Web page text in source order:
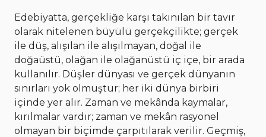
Edebiyatta, gerçekliğe karşı takınılan bir tavır
olarak nitelenen büyülü gerçekçilikte; gerçek
ile düş, alışılan ile alışılmayan, doğal ile
doğaüstü, olağan ile olağanüstü iç içe, bir arada
kullanılır. Düşler dünyası ve gerçek dünyanın
sınırları yok olmuştur; her iki dünya birbiri
içinde yer alır. Zaman ve mekânda kaymalar,
kırılmalar vardır; zaman ve mekân rasyonel
olmayan bir biçimde çarpıtılarak verilir. Geçmiş,